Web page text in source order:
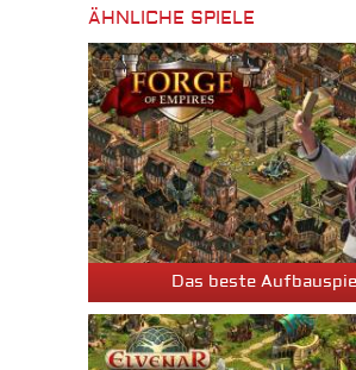
ÄHNLICHE SPIELE
Das beste